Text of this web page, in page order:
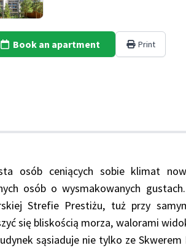
Book an apartment Print
osób ceniących sobie klimat
osób o wysmakowanych
Strefie Prestiżu, tuż przy
się bliskością morza, walorami
sąsiaduje nie tylko ze Skwerem